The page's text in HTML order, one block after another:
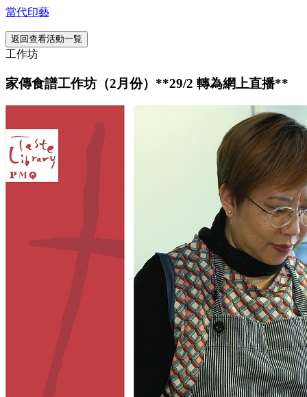
當代印藝
返回查看活動一覧
工作坊
家傳食譜工作坊（2月份）**29/2 轉為網上直播**